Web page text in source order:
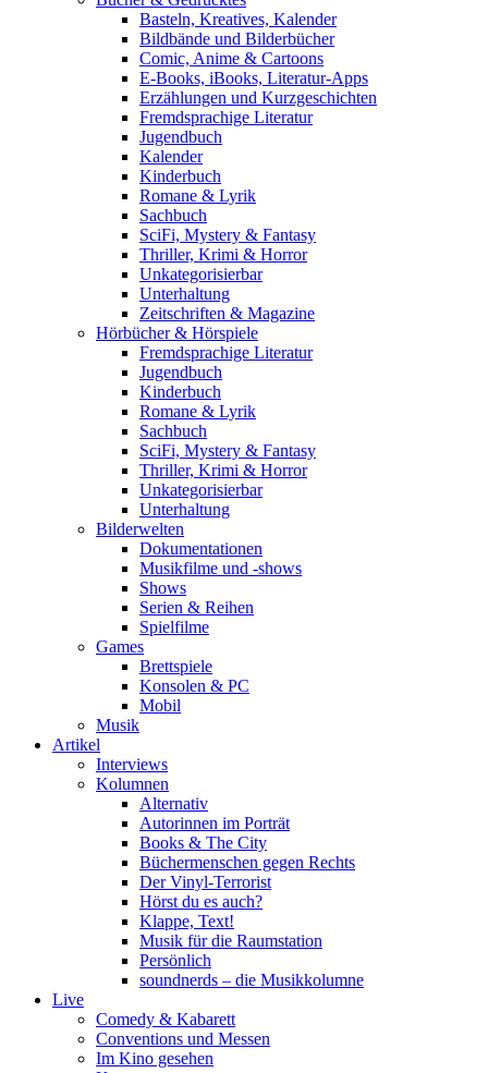
Basteln, Kreatives, Kalender
Bildbände und Bilderbücher
Comic, Anime & Cartoons
E-Books, iBooks, Literatur-Apps
Erzählungen und Kurzgeschichten
Fremdsprachige Literatur
Jugendbuch
Kalender
Kinderbuch
Romane & Lyrik
Sachbuch
SciFi, Mystery & Fantasy
Thriller, Krimi & Horror
Unkategorisierbar
Unterhaltung
Zeitschriften & Magazine
Hörbücher & Hörspiele
Fremdsprachige Literatur
Jugendbuch
Kinderbuch
Romane & Lyrik
Sachbuch
SciFi, Mystery & Fantasy
Thriller, Krimi & Horror
Unkategorisierbar
Unterhaltung
Bilderwelten
Dokumentationen
Musikfilme und -shows
Shows
Serien & Reihen
Spielfilme
Games
Brettspiele
Konsolen & PC
Mobil
Musik
Artikel
Interviews
Kolumnen
Alternativ
Autorinnen im Porträt
Books & The City
Büchermenschen gegen Rechts
Der Vinyl-Terrorist
Hörst du es auch?
Klappe, Text!
Musik für die Raumstation
Persönlich
soundnerds – die Musikkolumne
Live
Comedy & Kabarett
Conventions und Messen
Im Kino gesehen